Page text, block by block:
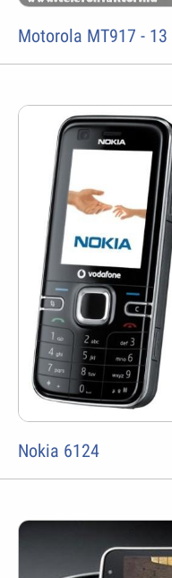
Motorola MT917 -
Nokia 6124